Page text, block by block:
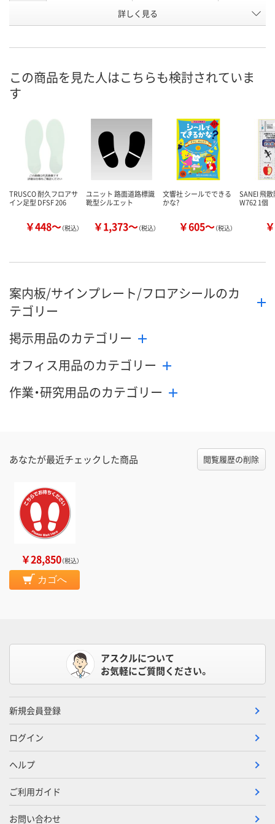
H973609 P391056
8月11日（火）
カゴへ カ
詳しく見る
この商品を見た人はこちらも検討されていま
す
TRUSCO 耐久フロアサ
イン足型 DFSF 206
￥448～（税込）
ユニット 路面道路標識
靴型シルエット
￥1,373～（税込）
文響社 シールでできる
かな?
￥605～（税込）
SANEI 飛
W762 1個
案内板/サインプレート/フロアシールのカ
テゴリー
掲示用品のカテゴリー
オフィス用品のカテゴリー
作業・研究用品のカテゴリー
あなたが最近チェックした商品 閲覧履歴の削除
￥28,850（税込）
カゴへ
アスクルについて
お気軽にご質問ください。
新規会員登録
ログイン
ヘルプ
ご利用ガイド
お問い合わせ